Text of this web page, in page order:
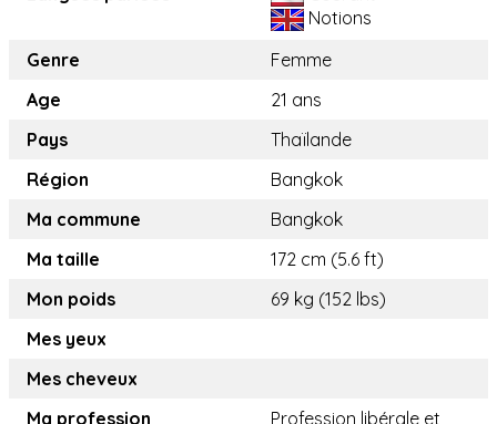
Notions
Genre
Femme
Age
21 ans
Pays
Thaïlande
Région
Bangkok
Ma commune
Bangkok
Ma taille
172 cm (5.6 ft)
Mon poids
69 kg (152 lbs)
Mes yeux
Mes cheveux
Ma profession
Profession libérale et